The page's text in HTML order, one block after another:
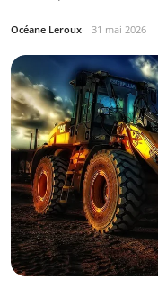
Océane Leroux 31 mai 2026